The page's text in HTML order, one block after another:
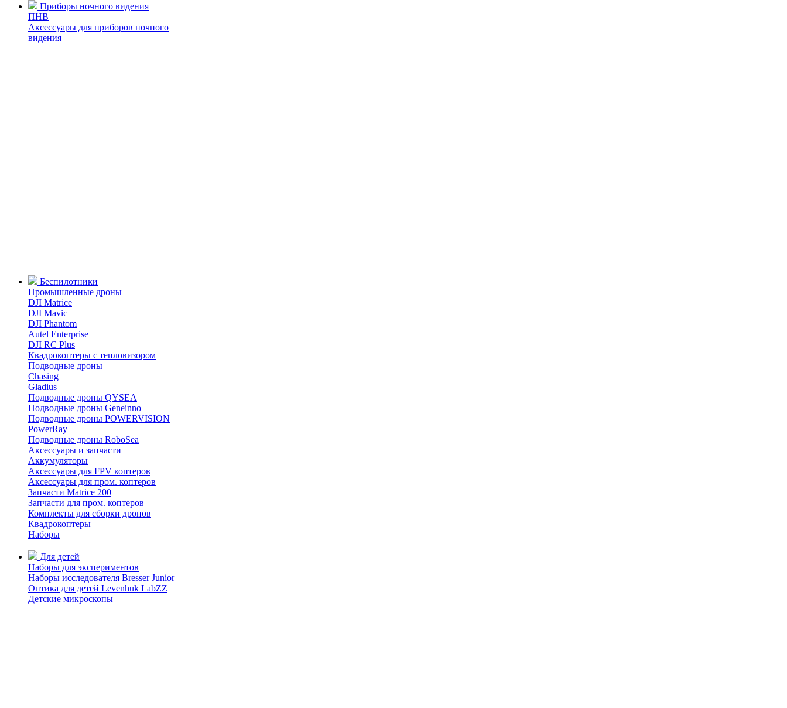
Приборы ночного видения
ПНВ
Аксессуары для приборов ночного
видения
Беспилотники
Промышленные дроны
DJI Matrice
DJI Mavic
DJI Phantom
Autel Enterprise
DJI RC Plus
Квадрокоптеры с тепловизором
Подводные дроны
Chasing
Gladius
Подводные дроны QYSEA
Подводные дроны Geneinno
Подводные дроны POWERVISION
PowerRay
Подводные дроны RoboSea
Аксессуары и запчасти
Аккумуляторы
Аксессуары для FPV коптеров
Аксессуары для пром. коптеров
Запчасти Matrice 200
Запчасти для пром. коптеров
Комплекты для сборки дронов
Квадрокоптеры
Наборы
Для детей
Наборы для экспериментов
Наборы исследователя Bresser Junior
Оптика для детей Levenhuk LabZZ
Детские микроскопы